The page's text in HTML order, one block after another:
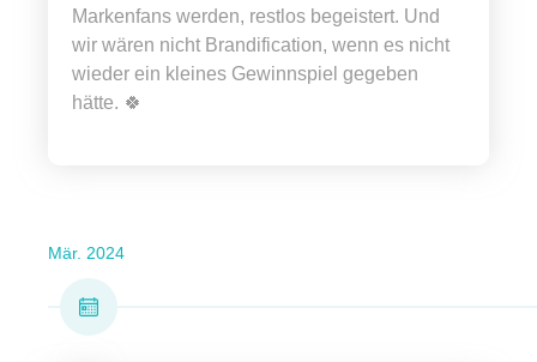
Markenfans werden, restlos begeistert. Und
wir wären nicht Brandification, wenn es nicht
wieder ein kleines Gewinnspiel gegeben
hätte. 🍀
Mär. 2024